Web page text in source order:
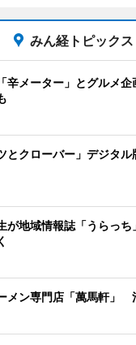
みん経トピックス
辛メーター」とグルメ
とクローバー」デジタル
が地域情報誌「うらっ
メン専門店「萬馬軒」